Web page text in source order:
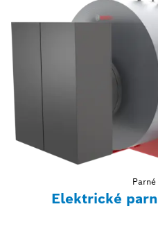
Elektrické